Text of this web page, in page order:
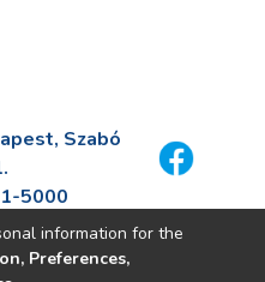
Szabó
5000
information for the
Preferences,